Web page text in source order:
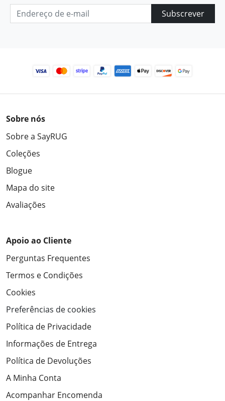
Subscrever
Sobre nós
Sobre a SayRUG
Coleções
Blogue
Mapa do site
Avaliações
Apoio ao Cliente
Perguntas Frequentes
Termos e Condições
Cookies
Preferências de cookies
Política de Privacidade
Informações de Entrega
Política de Devoluções
A Minha Conta
Acompanhar Encomenda